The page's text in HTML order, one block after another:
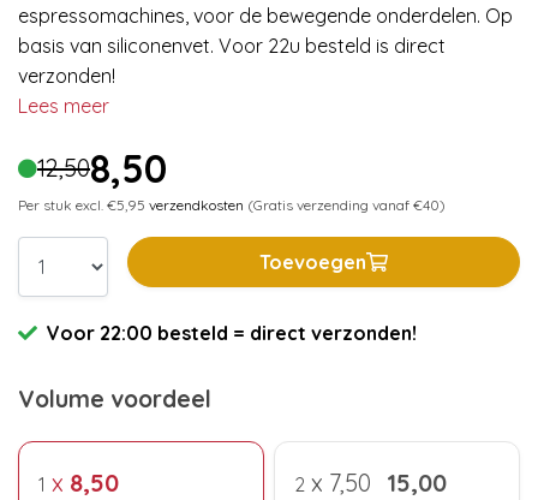
espressomachines, voor de bewegende onderdelen. Op
basis van siliconenvet. Voor 22u besteld is direct
verzonden!
Lees meer
12,508,50
Per stuk excl. €5,95 verzendkosten (Gratis verzending vanaf €40)
Toevoegen
Voor 22:00 besteld = direct verzonden!
Volume voordeel
1 x 8,50 2 x 7,50 15,00